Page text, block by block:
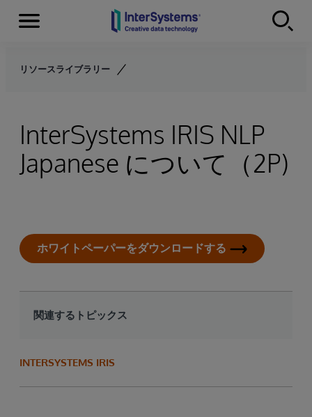
Skip to content
Menu
リソースライブラリー
InterSystems IRIS NLP
Japanese について（2P)
ホワイトペーパーをダウンロードする
関連するトピックス
INTERSYSTEMS IRIS